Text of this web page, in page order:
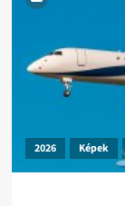
2026 Képek